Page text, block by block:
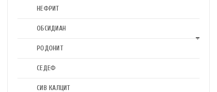
НЕФРИТ
ОБСИДИАН
РОДОНИТ
СЕДЕФ
СИВ КАЛЦИТ